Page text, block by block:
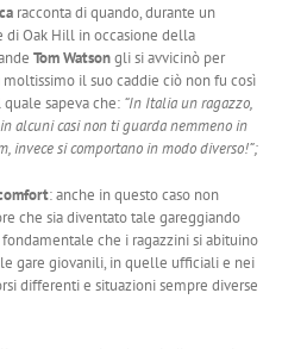
racconta di quando, durante un
Oak Hill in occasione della
Tom Watsongli si avvicinò per
il suo caddie ciò non fu così
sapeva che: “In Italia un ragazzo,
alcuni casi non ti guarda nemmeno in
invece si comportano in modo diverso!”;
: anche in questo caso non
che sia diventato tale gareggiando
che i ragazzini si abituino
gare giovanili, in quelle ufficiali e nei
differenti e situazioni sempre diverse